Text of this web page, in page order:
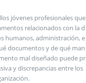
jóvenes profesionales que
relacionados con la d
humanos, administración, e
documentos y de qué man
mal diseñado puede pr
y discrepancias entre los